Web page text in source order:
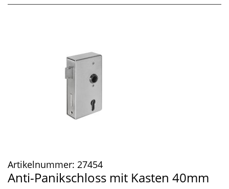
Artikelnummer: 27454
Anti-Panikschloss mit Kasten 40mm